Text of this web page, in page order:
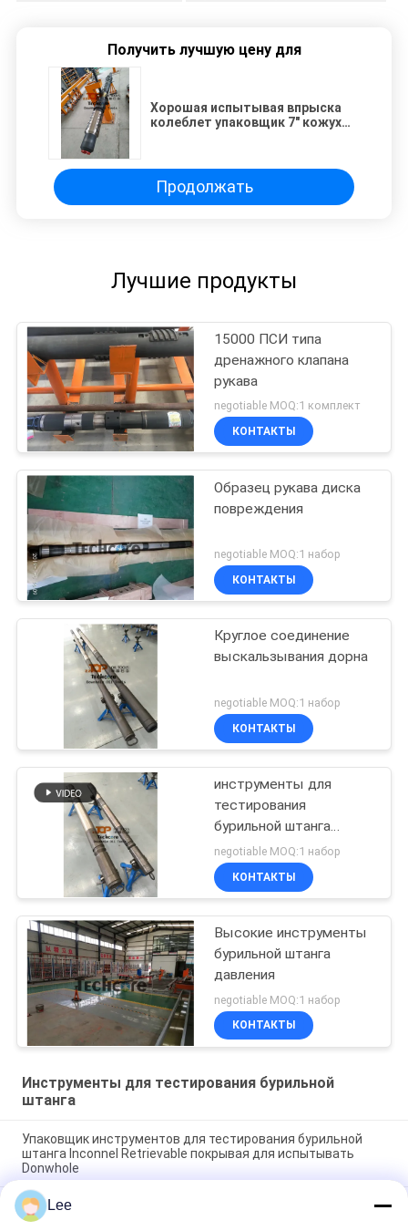
Получить лучшую цену для
Хорошая испытывая впрыска
колеблет упаковщик 7" кожух
Продолжать
Лучшие продукты
15000 ПСИ типа
дренажного клапана
рукава
negotiable MOQ:1 комплект
КОНТАКТЫ
Образец рукава диска
повреждения
negotiable MOQ:1 набор
КОНТАКТЫ
Круглое соединение
выскальзывания дорна
negotiable MOQ:1 набор
КОНТАКТЫ
инструменты для
тестирования
бурильной штанга
15000psi
negotiable MOQ:1 набор
КОНТАКТЫ
Высокие инструменты
бурильной штанга
давления
negotiable MOQ:1 набор
КОНТАКТЫ
Инструменты для тестирования бурильной
штанга
Упаковщик инструментов для тестирования бурильной
штанга Inconnel Retrievable покрывая для испытывать
Donwhole
Нефтяной скважины инструментов испытания
легированной стали клапан инструментов ОМНИ хорошей
Lee